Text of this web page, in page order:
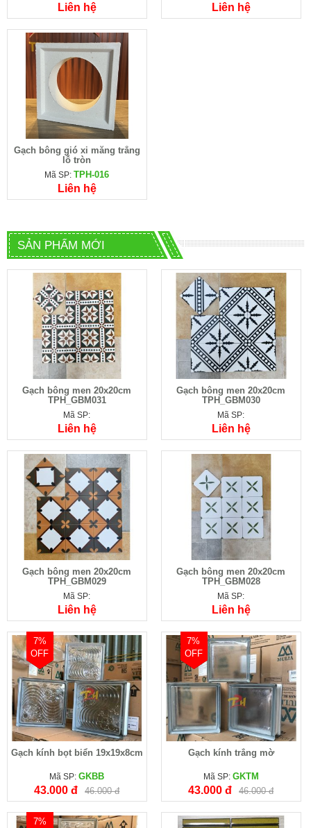
Liên hệ Liên hệ
Gạch bông gió xi măng trắng
lỗ tròn
Mã SP:TPH-016
Liên hệ
SẢN PHẨM MỚI
Gạch bông men 20x20cm
TPH_GBM031
Mã SP:
Liên hệ
Gạch bông men 20x20cm
TPH_GBM030
Mã SP:
Liên hệ
Gạch bông men 20x20cm
TPH_GBM029
Mã SP:
Liên hệ
Gạch bông men 20x20cm
TPH_GBM028
Mã SP:
Liên hệ
7%
OFF
Gạch kính bọt biển 19x19x8cm
Mã SP:GKBB
43.000 đ 46.000 đ
7%
OFF
Gạch kính trắng mờ
Mã SP: GKTM
43.000 đ 46.000 đ
7%